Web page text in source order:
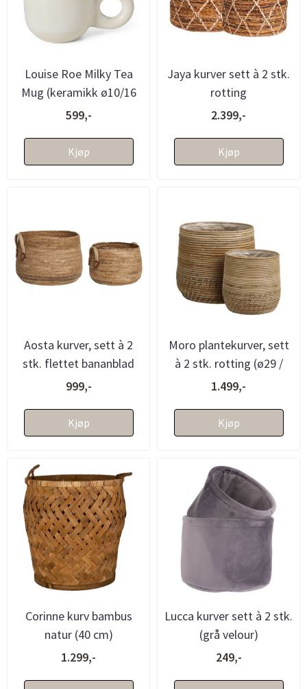
Louise Roe Milky Tea
Mug (keramikk ø10/16
h10)
599,-
Kjøp
Jaya kurver sett à 2 stk.
rotting
(d47xh49/d41xh46)
2.399,-
Kjøp
Aosta kurver, sett à 2
stk. flettet bananblad
(ø31 / ø39)
999,-
Kjøp
Moro plantekurver, sett
à 2 stk. rotting (ø29 /
ø39)
1.499,-
Kjøp
Corinne kurv bambus
natur (40 cm)
1.299,-
Lucca kurver sett à 2 stk.
(grå velour)
249,-